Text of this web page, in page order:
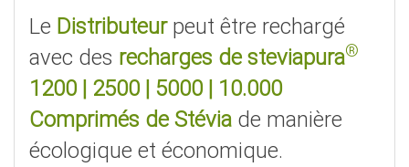
Le Distributeurpeut être rechargé
avec des recharges de steviapura®
1200 2500 5000
10.000
Comprimés de Stévia de manière
écologique et économique.